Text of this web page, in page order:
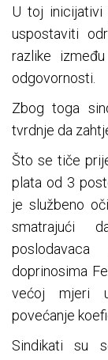
U toj inicijativi
uspostaviti
razlike
odgovornosti.
Zbog toga
tvrdnje da
Što se tiče
plata od 3
je službeno
smatrajući
doprinosima
većoj mjeri
povećanje
Sindikati su